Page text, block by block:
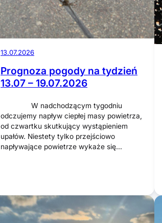
13.07.2026
Prognoza pogody na tydzień
13.07 – 19.07.2026
W nadchodzącym tygodniu
odczujemy napływ ciepłej masy powietrza,
od czwartku skutkujący wystąpieniem
upałów. Niestety tylko przejściowo
napływające powietrze wykaże się…